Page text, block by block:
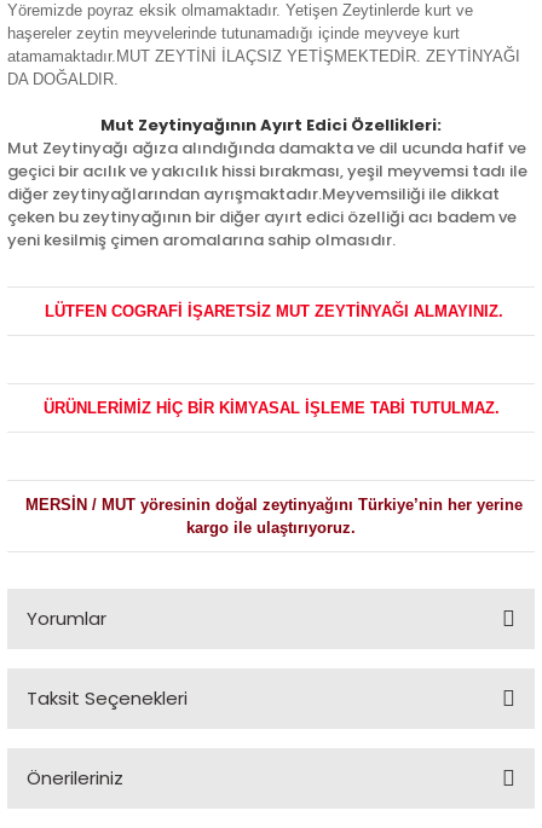
Yöremizde poyraz eksik olmamaktadır. Yetişen Zeytinlerde kurt ve
haşereler zeytin meyvelerinde tutunamadığı içinde meyveye kurt
atamamaktadır.MUT ZEYTİNİ İLAÇSIZ YETİŞMEKTEDİR. ZEYTİNYAĞI
DA DOĞALDIR.
Mut Zeytinyağının Ayırt Edici Özellikleri:
Mut Zeytinyağı ağıza alındığında damakta ve dil ucunda hafif ve
geçici bir acılık ve yakıcılık hissi bırakması, yeşil meyvemsi tadı ile
diğer zeytinyağlarından ayrışmaktadır.Meyvemsiliği ile dikkat
çeken bu zeytinyağının bir diğer ayırt edici özelliği acı badem ve
yeni kesilmiş çimen aromalarına sahip olmasıdır.
LÜTFEN COGRAFİ İŞARETSİZ MUT ZEYTİNYAĞI ALMAYINIZ.
ÜRÜNLERİMİZ HİÇ BİR KİMYASAL İŞLEME TABİ TUTULMAZ.
MERSİN / MUT yöresinin doğal zeytinyağını Türkiye’nin her yerine
kargo ile ulaştırıyoruz.
Yorumlar
Bu ürüne ilk yorumu siz yapın!
Taksit Seçenekleri
Önerileriniz